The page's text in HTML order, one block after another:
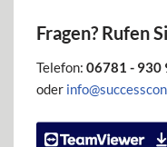
Fragen? Rufen
Telefon: 06781 - 930
oder